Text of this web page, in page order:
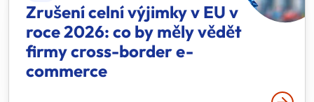
Zrušení celní výjimky v EU v
roce 2026: co by měly vědět
firmy cross-border e-
commerce